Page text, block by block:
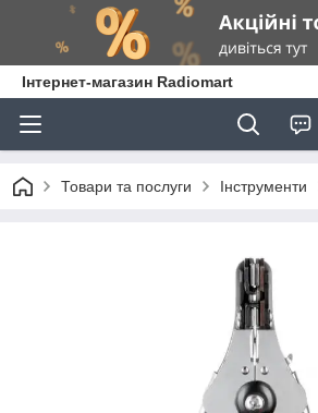
Інтернет-магазин Radiomart
Товари та послуги Інструменти